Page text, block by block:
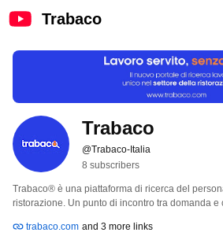
Trabaco
Trabaco
@Trabaco-Italia
8 subscribers
Trabaco® è una piattaforma di ricerca del
ristorazione. Un punto di incontro tra domanda e
trabaco.com and 3 more links